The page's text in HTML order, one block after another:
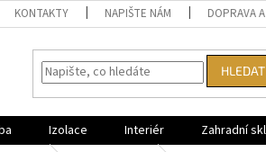
KONTAKTY NAPIŠTE NÁM DOPRAVA
HLEDAT
Izolace Interiér Zahradní